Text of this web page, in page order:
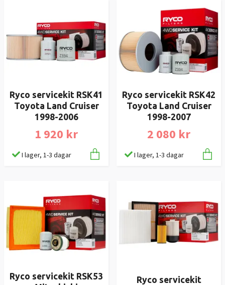
Ryco servicekit RSK41
Toyota Land Cruiser
1998-2006
1 920 kr
I lager, 1-3 dagar
Ryco servicekit RSK42
Toyota Land Cruiser
1998-2007
2 080 kr
I lager, 1-3 dagar
Ryco servicekit RSK53
Ryco servicekit